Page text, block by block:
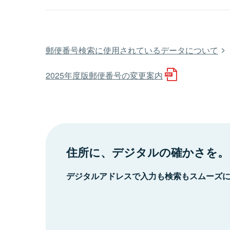
郵便番号検索に使用されているデータについて
2025年度版郵便番号の変更案内
住所に、デジタルの確かさを。
デジタルアドレスで入力も検索もスムーズ